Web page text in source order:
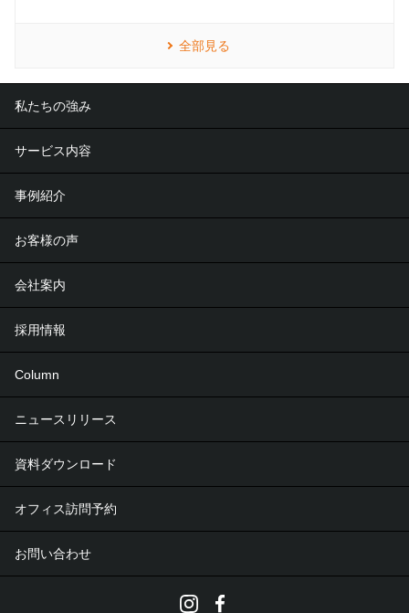
全部見る
私たちの強み
サービス内容
事例紹介
お客様の声
会社案内
採用情報
Column
ニュースリリース
資料ダウンロード
オフィス訪問予約
お問い合わせ